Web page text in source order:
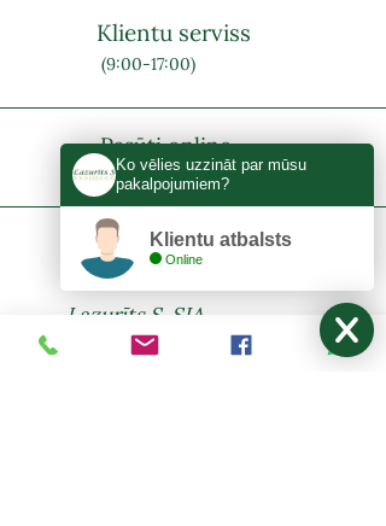
Klientu serviss
(9:00-17:00)
Pasūti online
KONTAKTI
Lazurīts S, SIA
Ko vēlies uzzināt par mūsu
pakalpojumiem?
Klientu atbalsts
Online